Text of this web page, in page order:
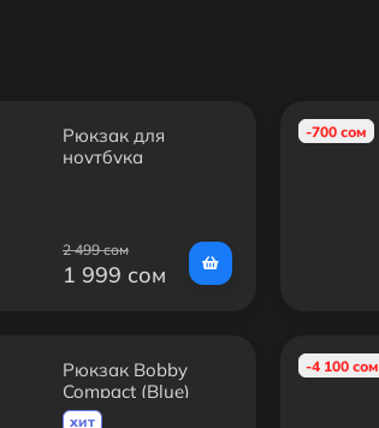
Рюкзак для
ноутбука
2 499 сом
1 999 сом
Рюкзак Bobby
Compact (Blue)
хит
-700 сом
-4 100 сом